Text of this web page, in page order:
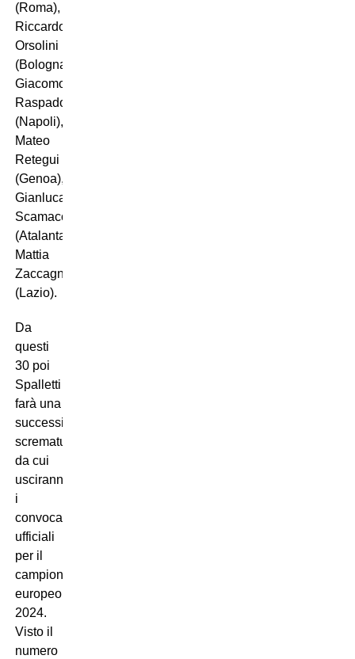
(Roma),
Riccardo
Orsolini
(Bologna),
Giacomo
Raspadori
(Napoli),
Mateo
Retegui
(Genoa),
Gianluca
Scamacca
(Atalanta),
Mattia
Zaccagni
(Lazio).
Da
questi
30 poi
Spalletti
farà una
successiva
scrematura
da cui
usciranno
i
convocati
ufficiali
per il
campionato
europeo
2024.
Visto il
numero